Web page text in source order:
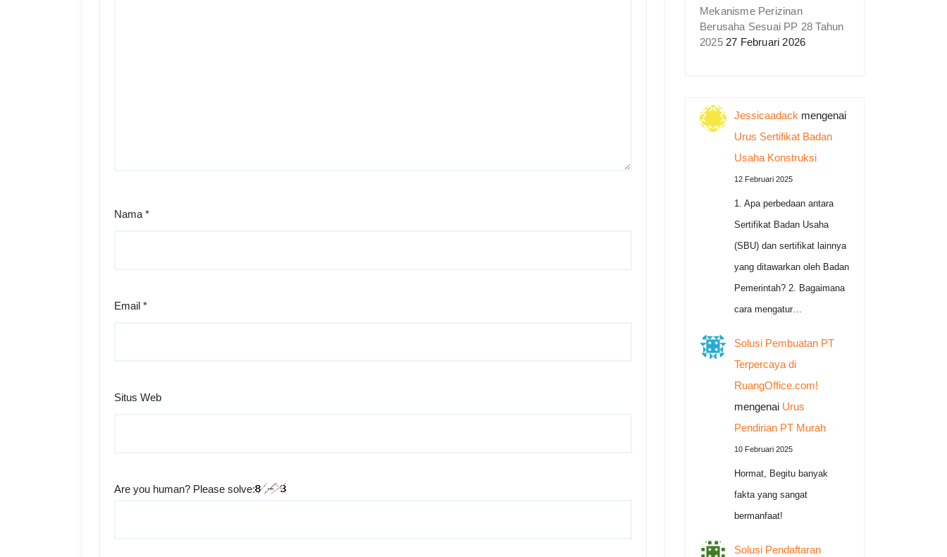
Nama *
Email *
Situs Web
Are you human? Please solve:
Mekanisme Perizinan
Berusaha Sesuai PP 28 Tahun
2025 27 Februari 2026
Jessicaadack mengenai
Urus Sertifikat Badan
Usaha Konstruksi
12 Februari 2025
1. Apa perbedaan antara
Sertifikat Badan Usaha
(SBU) dan sertifikat lainnya
yang ditawarkan oleh Badan
Pemerintah? 2. Bagaimana
cara mengatur…
Solusi Pembuatan PT
Terpercaya di
RuangOffice.com!
mengenai Urus
Pendirian PT Murah
10 Februari 2025
Hormat, Begitu banyak
fakta yang sangat
bermanfaat!
Solusi Pendaftaran